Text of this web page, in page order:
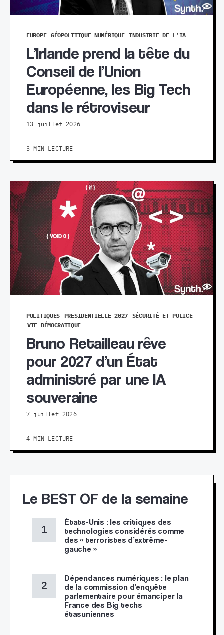
EUROPE GÉOPOLITIQUE NUMÉRIQUE INDUSTRIE DE L’IA
L’Irlande prend la tête du
Conseil de l’Union
Européenne, les Big Tech
dans le rétroviseur
13 juillet 2026
3 MIN LECTURE
POLITIQUES PRESIDENTIELLE 2027 SÉCURITÉ ET POLICE
VIE DÉMOCRATIQUE
Bruno Retailleau rêve
pour 2027 d’un État
administré par une IA
souveraine
7 juillet 2026
4 MIN LECTURE
Le BEST OF de la semaine
États-Unis : les critiques des
technologies considérés comme
des « terroristes d’extrême-
gauche »
Dépendances numériques : le plan
de la commission d’enquête
parlementaire pour émanciper la
France des Big techs
étasuniennes